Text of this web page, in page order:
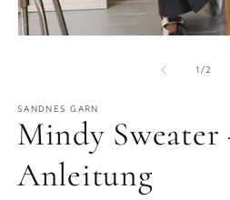
1/von
2
SANDNES GARN
Mindy Sweater
Anleitung